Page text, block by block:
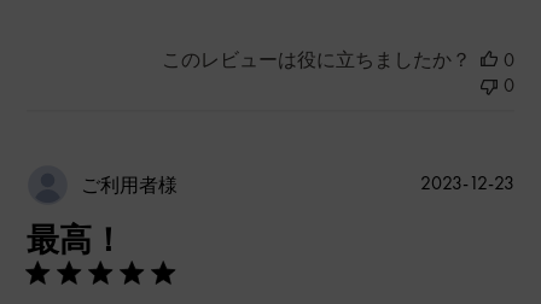
このレビューは役に立ちましたか？
0
0
ご利用者様
最高！
公
2023-12-23